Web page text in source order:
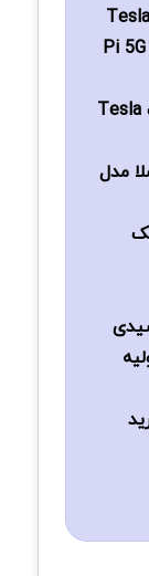
بررسی گوشی موبایل تسلا مدل Pi 5G
قیمت گوشی تسلا ایلان ماسک Tesla
مدل